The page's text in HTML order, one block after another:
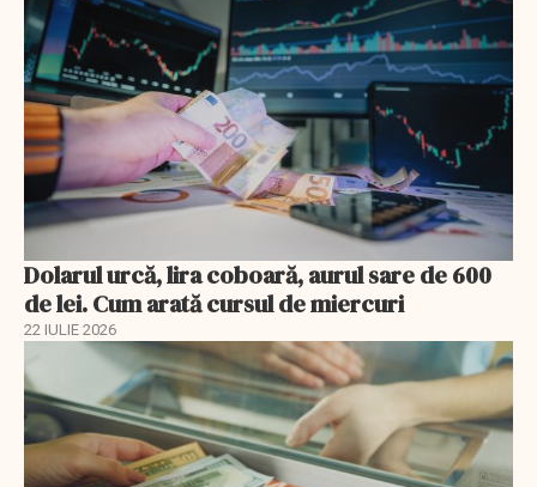
Dolarul urcă, lira coboară, aurul sare de 600
de lei. Cum arată cursul de miercuri
22 IULIE 2026